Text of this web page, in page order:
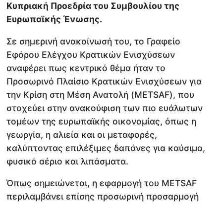
Κυπριακή Προεδρία του Συμβουλίου της
Ευρωπαϊκής Ένωσης.
Σε σημερινή ανακοίνωσή του, το Γραφείο
Εφόρου Ελέγχου Κρατικών Ενισχύσεων
αναφέρει πως κεντρικό θέμα ήταν το
Προσωρινό Πλαίσιο Κρατικών Ενισχύσεων για
την Κρίση στη Μέση Ανατολή (METSAF), που
στοχεύει στην ανακούφιση των πιο ευάλωτων
τομέων της ευρωπαϊκής οικονομίας, όπως η
γεωργία, η αλιεία και οι μεταφορές,
καλύπτοντας επιλέξιμες δαπάνες για καύσιμα,
φυσικό αέριο και λιπάσματα.
Όπως σημειώνεται, η εφαρμογή του METSAF
περιλαμβάνει επίσης προσωρινή προσαρμογή